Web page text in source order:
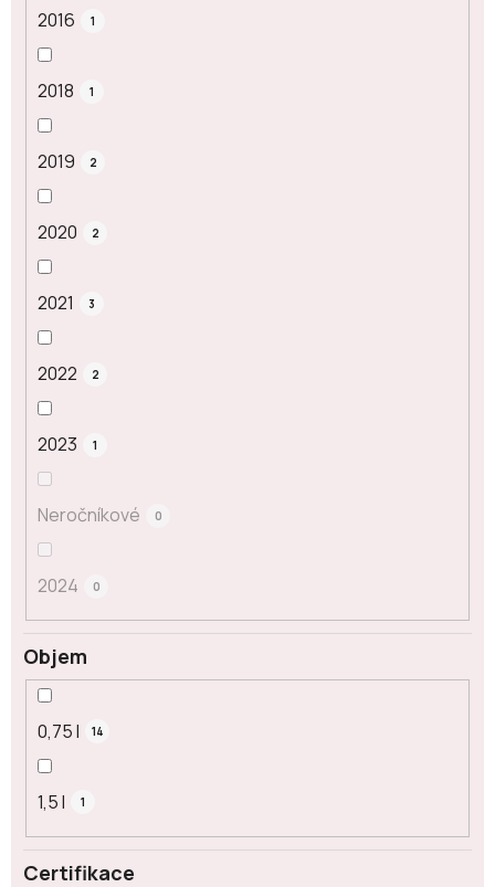
2016 1
2018 1
2019 2
2020 2
2021 3
2022 2
2023 1
Neročníkové 0
2024 0
Objem
0,75 l 14
1,5 l 1
Certifikace